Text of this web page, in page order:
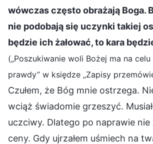
wówczas często obrażają Boga.
nie podobają się uczynki takiej
będzie ich żałować, to kara
(„Poszukiwanie woli Bożej ma na
prawdy” w księdze „Zapisy
Czułem, że Bóg mnie ostrzega.
wciąż świadomie grzeszyć.
uczciwy. Dlatego po naprawie nie
ceny. Gdy ujrzałem uśmiech na